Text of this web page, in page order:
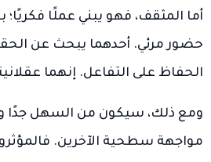
أما المثقف، فهو يبني عملًا فكريًا؛
حضور مرئي. أحدهما يبحث عن
الحفاظ على التفاعل. إنهما
ومع ذلك، سيكون من السهل
مواجهة سطحية الآخرين.